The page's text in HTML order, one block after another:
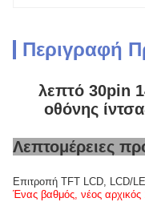
Περιγραφή
λεπτό 30pin
οθόνης
Λεπτομέρειες
Επιτροπή TFT LCD, LCD/
Ένας βαθμός, νέος αρχικός